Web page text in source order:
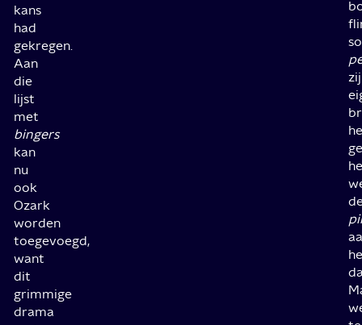
kans
had
gekregen.
Aan
die
lijst
met
bingers
kan
nu
ook
Ozark
worden
toegevoegd,
want
dit
grimmige
drama